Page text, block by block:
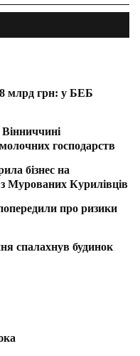
млрд грн: у БЕБ
господарств
бізнес на
з Мурованих Курилівців
про ризики
спалахнув будинок